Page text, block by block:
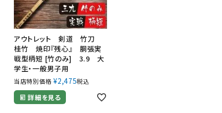
アウトレット 剣道 竹刀
桂竹 焼印『残心』 胴張実
戦型柄短 [竹のみ] 3.9 大
学生・一般男子用
当店特別価格 ¥2,475税込
詳細を見る